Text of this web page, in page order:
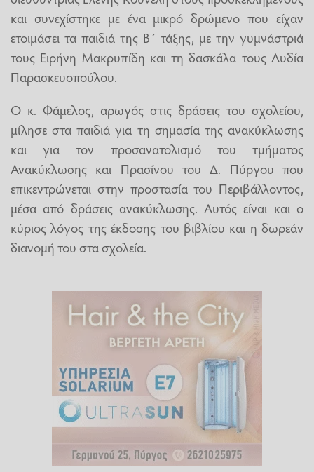
και συνεχίστηκε με ένα μικρό δρώμενο που είχαν
ετοιμάσει τα παιδιά της Β΄ τάξης, με την γυμνάστριά
τους Ειρήνη Μακρυπίδη και τη δασκάλα τους Λυδία
Παρασκευοπούλου.
Ο κ. Φάμελος, αρωγός στις δράσεις του σχολείου,
μίλησε στα παιδιά για τη σημασία της ανακύκλωσης
και για τον προσανατολισμό του τμήματος
Ανακύκλωσης και Πρασίνου του Δ. Πύργου που
επικεντρώνεται στην προστασία του Περιβάλλοντος,
μέσα από δράσεις ανακύκλωσης. Αυτός είναι και ο
κύριος λόγος της έκδοσης του βιβλίου και η δωρεάν
διανομή του στα σχολεία.